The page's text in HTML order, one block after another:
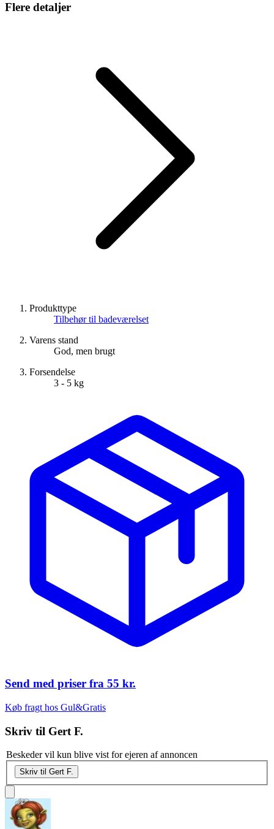
Flere detaljer
Produkttype
Tilbehør til badeværelset
Varens stand
God, men brugt
Forsendelse
3 - 5 kg
Send med priser fra 55 kr.
Køb fragt hos Gul&Gratis
Skriv til Gert F.
Beskeder vil kun blive vist for ejeren af annoncen
Skriv til Gert F.